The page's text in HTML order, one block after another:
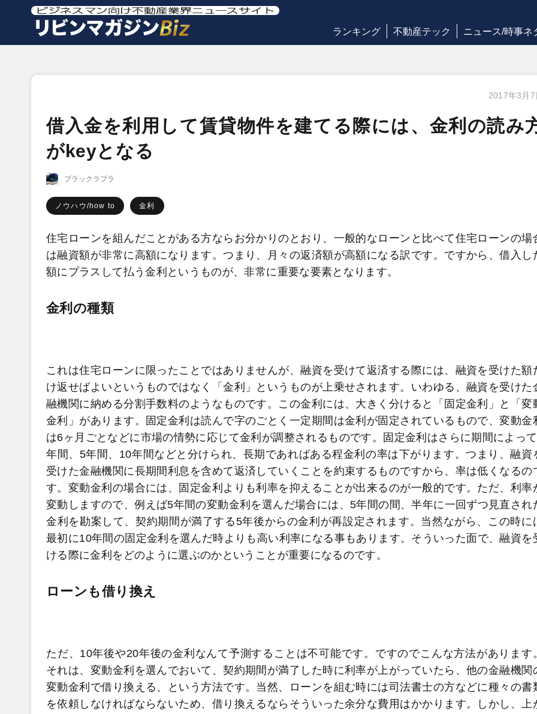
ランキング 不動産テック ニュース/時事ネ
2017年3月7
借入金を利用して賃貸物件を建てる際には、金利の読み
がkeyとなる
ブラックラブラ
ノウハウ/how to 金利
住宅ローンを組んだことがある方ならお分かりのとおり、一般的なローンと比べて住宅ローンの場
は融資額が非常に高額になります。つまり、月々の返済額が高額になる訳です。ですから、借入し
額にプラスして払う金利というものが、非常に重要な要素となります。
金利の種類
これは住宅ローンに限ったことではありませんが、融資を受けて返済する際には、融資を受けた額
け返せばよいというものではなく「金利」というものが上乗せされます。いわゆる、融資を受けた
融機関に納める分割手数料のようなものです。この金利には、大きく分けると「固定金利」と「変
金利」があります。固定金利は読んで字のごとく一定期間は金利が固定されているもので、変動金
は6ヶ月ごとなどに市場の情勢に応じて金利が調整されるものです。固定金利はさらに期間によっ
年間、5年間、10年間などと分けられ、長期であればある程金利の率は下がります。つまり、融資
受けた金融機関に長期間利息を含めて返済していくことを約束するものですから、率は低くなるの
す。変動金利の場合には、固定金利よりも利率を抑えることが出来るのが一般的です。ただ、利率
変動しますので、例えば5年間の変動金利を選んだ場合には、5年間の間、半年に一回ずつ見直され
金利を勘案して、契約期間が満了する5年後からの金利が再設定されます。当然ながら、この時に
最初に10年間の固定金利を選んだ時よりも高い利率になる事もあります。そういった面で、融資を
ける際に金利をどのように選ぶのかということが重要になるのです。
ローンも借り換え
ただ、10年後や20年後の金利なんて予測することは不可能です。ですのでこんな方法があります
それは、変動金利を選んでおいて、契約期間が満了した時に利率が上がっていたら、他の金融機関
変動金利で借り換える、という方法です。当然、ローンを組む時には司法書士の方などに種々の書
を依頼しなければならないため、借り換えるならそういった余分な費用はかかります。しかし、上